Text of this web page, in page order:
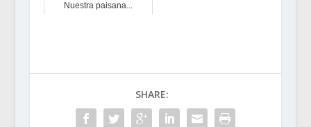
Nuestra paisana...
SHARE: